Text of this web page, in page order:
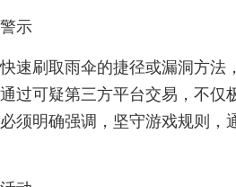
示
速刷取雨伞的捷径或漏洞方法
过可疑第三方平台交易，不仅
须明确强调，坚守游戏规则，